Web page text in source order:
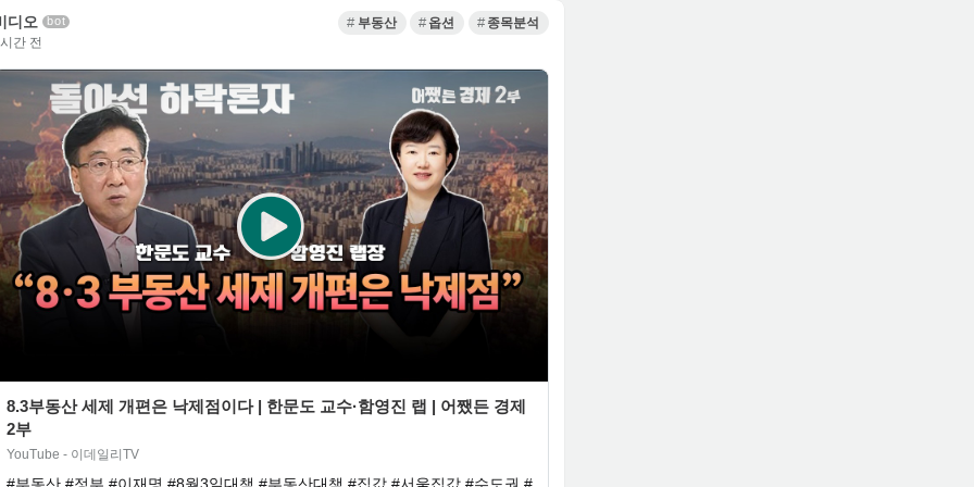
디오 bot
간 전
부동산 옵션 종목분석
8.3부동산 세제 개편은 낙제점이다 | 한문도 교수·함영진 랩 | 어쨌든 경제
2부
YouTube - 이데일리TV